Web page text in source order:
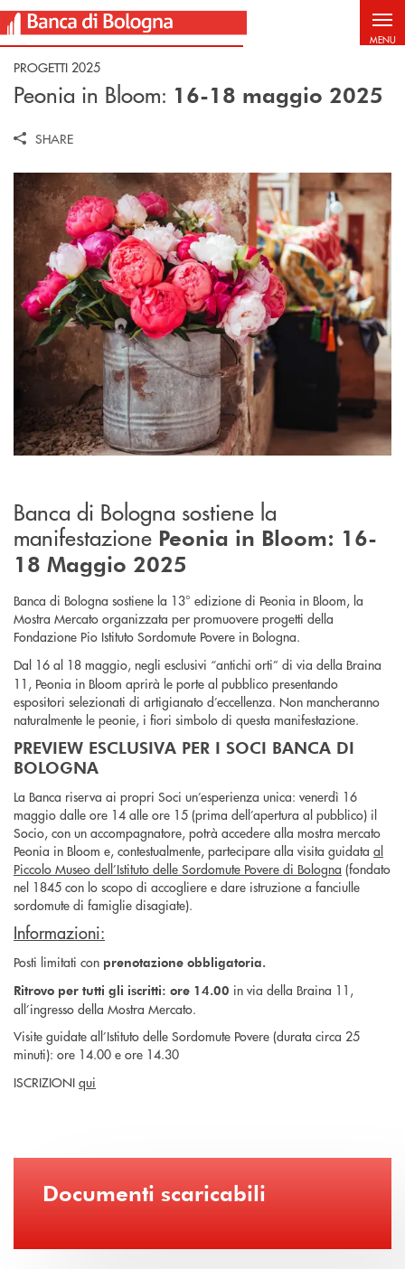
Salta al contenuto principale
MENU
PROGETTI 2025
Peonia in Bloom: 16-18 maggio 2025
SHARE
Banca di Bologna sostiene la
manifestazione Peonia in Bloom: 16-
18 Maggio 2025
Banca di Bologna sostiene la 13° edizione di Peonia in Bloom, la
Mostra Mercato organizzata per promuovere progetti della
Fondazione Pio Istituto Sordomute Povere in Bologna.
Dal 16 al 18 maggio, negli esclusivi “antichi orti” di via della Braina
11, Peonia in Bloom aprirà le porte al pubblico presentando
espositori selezionati di artigianato d’eccellenza. Non mancheranno
naturalmente le peonie, i fiori simbolo di questa manifestazione.
PREVIEW ESCLUSIVA PER I SOCI BANCA DI
BOLOGNA
La Banca riserva ai propri Soci un’esperienza unica: venerdì 16
maggio dalle ore 14 alle ore 15 (prima dell’apertura al pubblico) il
Socio, con un accompagnatore, potrà accedere alla mostra mercato
Peonia in Bloom e, contestualmente, partecipare alla visita guidata al
Piccolo Museo dell’Istituto delle Sordomute Povere di Bologna (fondato
nel 1845 con lo scopo di accogliere e dare istruzione a fanciulle
sordomute di famiglie disagiate).
Informazioni:
Posti limitati con prenotazione obbligatoria.
Ritrovo per tutti gli iscritti: ore 14.00 in via della Braina 11,
all’ingresso della Mostra Mercato.
Visite guidate all’Istituto delle Sordomute Povere (durata circa 25
minuti): ore 14.00 e ore 14.30
ISCRIZIONI qui
Documenti scaricabili